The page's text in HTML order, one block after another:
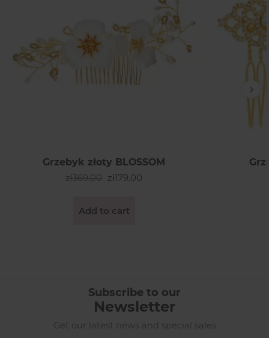
Grzebyk złoty BLOSSOM
zł369.00 zł179.00
Add to cart
Subscribe to our
Newsletter
Get our latest news and special sales